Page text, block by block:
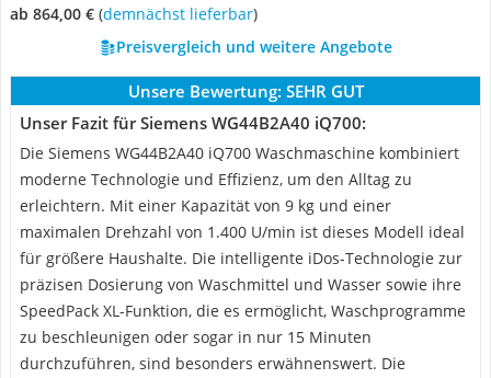
ab 864,00 € ( Demnächst lieferbar)
Preisvergleich und weitere Angebote
Unsere Bewertung: SEHR GUT
Unser Fazit für Siemens WG44B2A40 iQ700:
Die Siemens WG44B2A40 iQ700 Waschmaschine kombiniert
moderne Technologie und Effizienz, um den Alltag zu
erleichtern. Mit einer Kapazität von 9 kg und einer
maximalen Drehzahl von 1.400 U/min ist dieses Modell ideal
für größere Haushalte. Die intelligente iDos-Technologie zur
präzisen Dosierung von Waschmittel und Wasser sowie ihre
SpeedPack XL-Funktion, die es ermöglicht, Waschprogramme
zu beschleunigen oder sogar in nur 15 Minuten
durchzuführen, sind besonders erwähnenswert. Die